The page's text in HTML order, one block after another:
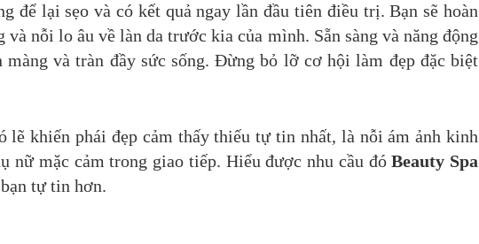
để lại sẹo và có kết quả ngay lần đầu tiên điều trị. Bạn sẽ hoàn
nỗi lo âu về làn da trước kia của mình. Sẵn sàng và năng động
và tràn đầy sức sống. Đừng bỏ lỡ cơ hội làm đẹp đặc biệt
lẽ khiến phái đẹp cảm thấy thiếu tự tin nhất, là nỗi ám ảnh kinh
nữ mặc cảm trong giao tiếp. Hiểu được nhu cầu đóBeauty Spa
tự tin hơn.